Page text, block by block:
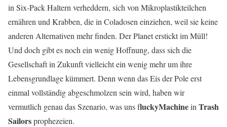
in Six-Pack Haltern verheddern, sich von Mikroplastikteilchen
ernähren und Krabben, die in Coladosen einziehen, weil sie keine
anderen Alternativen mehr finden. Der Planet erstickt im Müll!
Und doch gibt es noch ein wenig Hoffnung, dass sich die
Gesellschaft in Zukunft vielleicht ein wenig mehr um ihre
Lebensgrundlage kümmert. Denn wenn das Eis der Pole erst
einmal vollständig abgeschmolzen sein wird, haben wir
vermutlich genau das Szenario, was uns fluckyMachinein Trash
Sailorsprophezeien.